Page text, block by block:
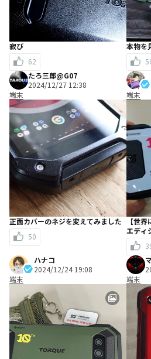
寂び
62
本物を
たろ三郎@G07
2024/12/27 12:38
端末
正面カバーのネジを変えてみました
50
端末
【世
エディ
ハナコ
2024/12/24 19:08
端末
端末